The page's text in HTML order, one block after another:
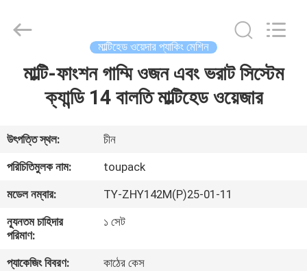
বাড়ি
আমাদের
সম্পর্কে
ফ্যাক্টরি
ট্যুর
মাল্টিহেড ওয়েদার প্যাকিং মেশিন
মাল্টি-ফাংশন গাম্মি ওজন এবং ভরাট সিস্টেম
ক্যান্ডি 14 বালতি মাল্টিহেড ওয়েজার
উৎপত্তি স্থল:
চীন
পরিচিতিমুলক নাম:
toupack
মডেল নম্বার:
TY-ZHY142M(P)25-01-11
ন্যূনতম চাহিদার
পরিমাণ:
১ সেট
প্যাকেজিং বিবরণ:
কাঠের কেস